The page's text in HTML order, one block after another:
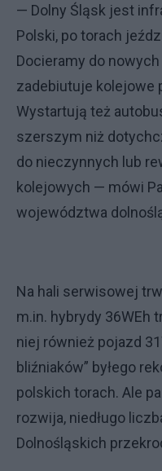
— Dolny Śląsk jest
Polski, po torach
Docieramy do
zadebiutuje kolejowe
Wystartują też
szerszym niż
do nieczynnych lub
kolejowych — mówi
województwa
Na hali serwisowej
m.in. hybrydy 36WEh
niej również pojazd
bliźniaków” byłego
polskich torach. Ale
rozwija, niedługo
Dolnośląskich